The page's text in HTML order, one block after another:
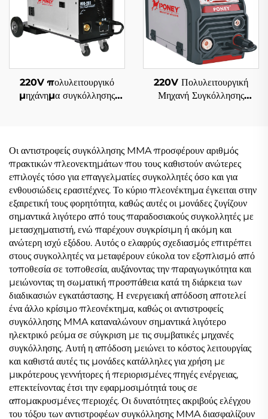
Mig/Mag
220V πολυλειτουργικό
μηχάνημα συγκόλλησης
μηχάνημα συγκόλλησης
220V Πολυλειτουργική
Μηχανή Συγκόλλησης
συνεργικό σύστημα
Οι αντιστροφείς συγκόλλησης MMA προσφέρουν αριθμός
πρακτικών πλεονεκτημάτων που τους καθιστούν ανώτερες
επιλογές τόσο για επαγγελματίες συγκολλητές όσο και για
ενθουσιώδεις ερασιτέχνες. Το κύριο πλεονέκτημα έγκειται στην
εξαιρετική τους φορητότητα, καθώς αυτές οι μονάδες ζυγίζουν
σημαντικά λιγότερο από τους παραδοσιακούς συγκολλητές με
μετασχηματιστή, ενώ παρέχουν συγκρίσιμη ή ακόμη και
ανώτερη ισχύ εξόδου. Αυτός ο ελαφρύς σχεδιασμός επιτρέπει
στους συγκολλητές να μεταφέρουν εύκολα τον εξοπλισμό από
τοποθεσία σε τοποθεσία, αυξάνοντας την παραγωγικότητα και
μειώνοντας τη σωματική προσπάθεια κατά τη διάρκεια των
διαδικασιών εγκατάστασης. Η ενεργειακή απόδοση αποτελεί
ένα άλλο κρίσιμο πλεονέκτημα, καθώς οι αντιστροφείς
συγκόλλησης MMA καταναλώνουν σημαντικά λιγότερο
ηλεκτρικό ρεύμα σε σύγκριση με τις συμβατικές μηχανές
συγκόλλησης. Αυτή η απόδοση μειώνει το κόστος λειτουργίας
και καθιστά αυτές τις μονάδες κατάλληλες για χρήση με
μικρότερους γεννήτορες ή περιορισμένες πηγές ενέργειας,
επεκτείνοντας έτσι την εφαρμοσιμότητά τους σε
απομακρυσμένες περιοχές. Οι δυνατότητες ακριβούς ελέγχου
του τόξου των αντιστροφέων συγκόλλησης MMA διασφαλίζουν